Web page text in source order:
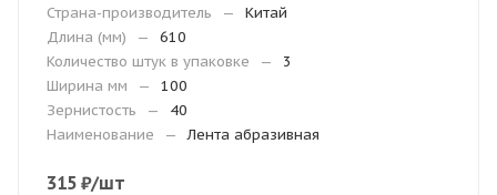
Страна-производитель
—
Китай
Длина (мм)
—
610
Количество штук в упаковке
—
3
Ширина мм
—
100
Зернистость
—
40
Наименование
— Лента абразивная
315 ₽/шт